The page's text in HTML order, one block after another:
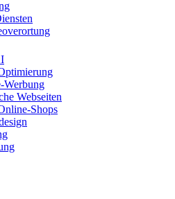
Werbung
Webseiten
Shops